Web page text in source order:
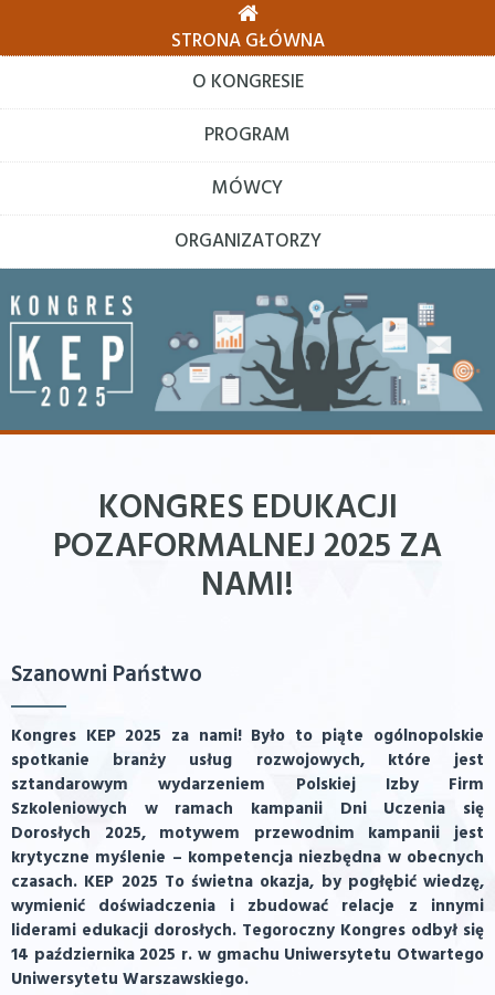
STRONA GŁÓWNA
O KONGRESIE
PROGRAM
MÓWCY
ORGANIZATORZY
KONGRES EDUKACJI
POZAFORMALNEJ 2025 ZA
NAMI!
Szanowni Państwo
Kongres KEP 2025 za nami! Było to piąte ogólnopolskie
spotkanie branży usług rozwojowych, które jest
sztandarowym wydarzeniem Polskiej Izby Firm
Szkoleniowych w ramach kampanii Dni Uczenia się
Dorosłych 2025, motywem przewodnim kampanii jest
krytyczne myślenie – kompetencja niezbędna w obecnych
czasach. KEP 2025 To świetna okazja, by pogłębić wiedzę,
wymienić doświadczenia i zbudować relacje z innymi
liderami edukacji dorosłych. Tegoroczny Kongres odbył się
14 października 2025 r. w gmachu Uniwersytetu Otwartego
Uniwersytetu Warszawskiego.